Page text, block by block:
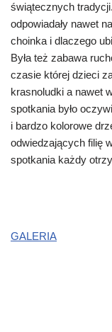
świątecznych
odpowiadały nawet
choinka i dlaczego
Była też zabawa
czasie której dzieci
krasnoludki a nawet
spotkania było
i bardzo kolorowe
odwiedzających filię
spotkania każdy
GALERIA